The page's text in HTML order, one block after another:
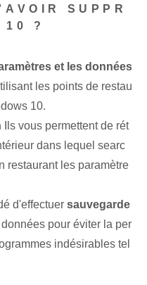
SUPPR
10 ?
et les données
les points de restau
10.
Ils vous permettent de rét
dans lequel searc
restaurant les paramètre
d'effectuer sauvegarde
pour éviter la per
indésirables tel